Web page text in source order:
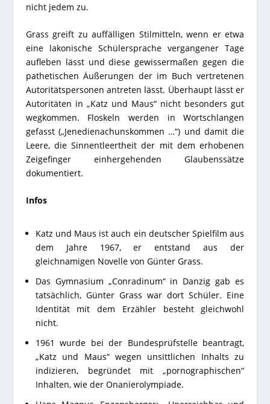
nicht jedem zu.
Grass greift zu auffälligen Stilmitteln, wenn er etwa
eine lakonische Schülersprache vergangener Tage
aufleben lässt und diese gewissermaßen gegen die
pathetischen Äußerungen der im Buch vertretenen
Autoritätspersonen antreten lässt. Überhaupt lässt er
Autoritäten in „Katz und Maus“ nicht besonders gut
wegkommen. Floskeln werden in Wortschlangen
gefasst („Jenedienachunskommen …“) und damit die
Leere, die Sinnentleertheit der mit dem erhobenen
Zeigefinger einhergehenden Glaubenssätze
dokumentiert.
Infos
Katz und Maus ist auch ein deutscher Spielfilm aus
dem Jahre 1967, er entstand aus der
gleichnamigen Novelle von Günter Grass.
Das Gymnasium „Conradinum“ in Danzig gab es
tatsächlich, Günter Grass war dort Schüler. Eine
Identität mit dem Erzähler besteht gleichwohl
nicht.
1961 wurde bei der Bundesprüfstelle beantragt,
„Katz und Maus“ wegen unsittlichen Inhalts zu
indizieren, begründet mit „pornographischen“
Inhalten, wie der Onanierolympiade.